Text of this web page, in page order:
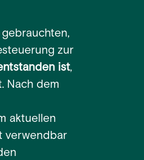
zur
ist,
Nach dem
aktuellen
verwendbar